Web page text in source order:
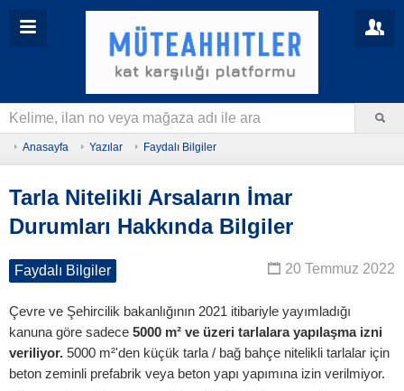
Anasayfa Yazılar Faydalı Bilgiler
Tarla Nitelikli Arsaların İmar
Durumları Hakkında Bilgiler
20 Temmuz 2022
Faydalı Bilgiler
Çevre ve Şehircilik bakanlığının 2021 itibariyle yayımladığı
kanuna göre sadece 5000 m² ve üzeri tarlalara yapılaşma izni
veriliyor. 5000 m²'den küçük tarla / bağ bahçe nitelikli tarlalar için
beton zeminli prefabrik veya beton yapı yapımına izin verilmiyor.